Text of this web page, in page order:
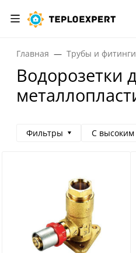
Главная Трубы и фитинги
Водорозетки
Фильтры С высоким